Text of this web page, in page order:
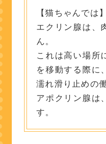
【猫ちゃんでは】
エクリン腺は、
ん。
これは高い場所
を移動する際に
濡れ滑り止めの
アポクリン腺は
す。